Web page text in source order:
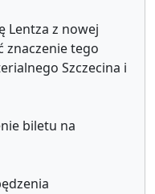
Lentza z nowej
znaczenie tego
Szczecina i
biletu na